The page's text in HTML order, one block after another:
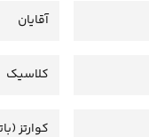
آقایان
کلاسیک
کوارتز